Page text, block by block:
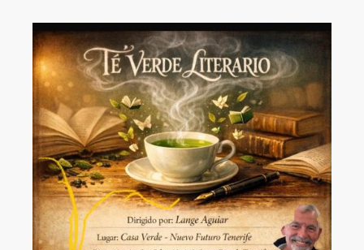
de
ayuda
a
la
navegación
Image